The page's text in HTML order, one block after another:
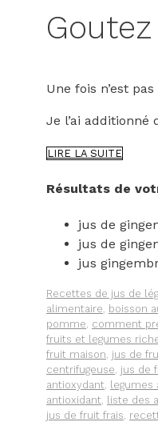
Une fois n’est
Je l’ai additionné
LIRE LA SUITEUN
FRUIT
Résultats de
jus de
jus de
jus
Catégories
Recettes de jus de
alimentaire, boisson
pomme, comment
fruits et legumes
fruit maison, jus de
centrifugeuse, jus de
antioxydant, legumes
antioxidant, liste des
jus de fruit frais,